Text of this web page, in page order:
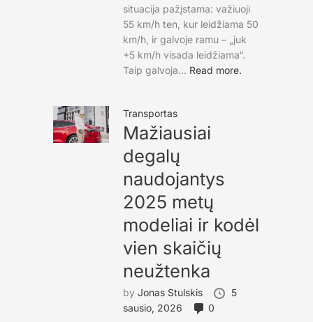
situacija pažįstama: važiuoji
55 km/h ten, kur leidžiama 50
km/h, ir galvoje ramu – „juk
+5 km/h visada leidžiama“.
Taip galvoja... Read more.
Transportas
Mažiausiai
degalų
naudojantys
2025 metų
modeliai ir kodėl
vien skaičių
neužtenka
by Jonas Stulskis
5
sausio, 2026
0